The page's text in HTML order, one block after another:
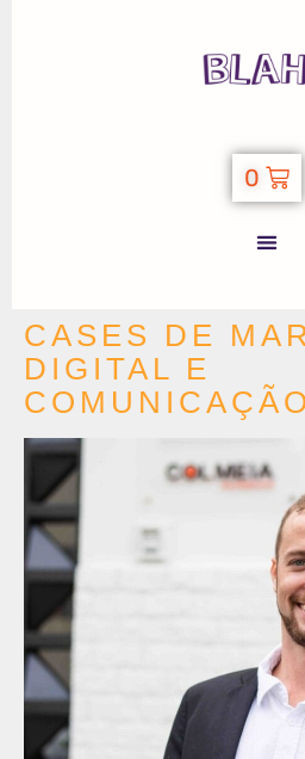
0
CASES DE
DIGITAL E
COMUNICAÇÃO